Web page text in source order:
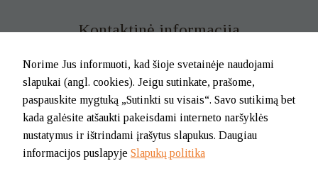
Kontaktinė informacija
Mob. tel. +370 699 73 229
Tel. (0-46) 21 02 83
El.p. info@klaipedatkc.lt
K. Donelaičio g. 6B, Klaipėda
I-V nuo 8.00 iki 17.00.
Norime Jus informuoti, kad šioje svetainėje naudojami
slapukai (angl. cookies). Jeigu sutinkate, prašome,
paspauskite mygtuką „Sutinkti su visais“. Savo sutikimą bet
kada galėsite atšaukti pakeisdami interneto naršyklės
nustatymus ir ištrindami įrašytus slapukus. Daugiau
informacijos puslapyje Slapukų politika